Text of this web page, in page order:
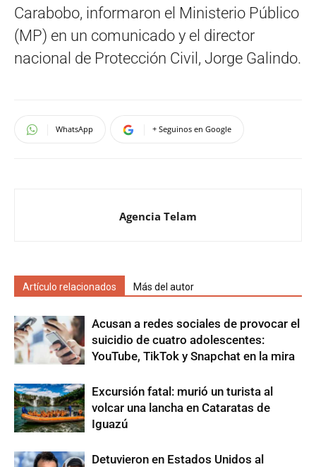
Carabobo, informaron el Ministerio Público
(MP) en un comunicado y el director
nacional de Protección Civil, Jorge Galindo.
WhatsApp + Seguinos en Google
Agencia Telam
Artículo relacionados Más del autor
Acusan a redes sociales de provocar el
suicidio de cuatro adolescentes:
YouTube, TikTok y Snapchat en la mira
Excursión fatal: murió un turista al
volcar una lancha en Cataratas de
Iguazú
Detuvieron en Estados Unidos al